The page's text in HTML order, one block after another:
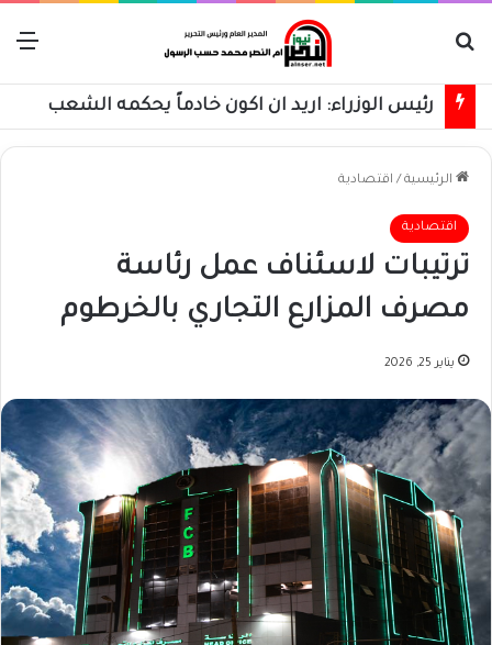
رئيس الوزراء: اريد ان اكون خادماً يحكمه الشعب
الرئيسية / اقتصادية
اقتصادية
ترتيبات لاسئناف عمل رئاسة
مصرف المزارع التجاري بالخرطوم
يناير 25, 2026